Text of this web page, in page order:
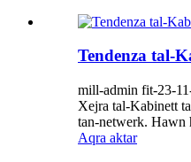
Tendenza tal-
mill-admin fit-23-
Xejra tal-Kabinett
tan-netwerk. Hawn
Aqra aktar